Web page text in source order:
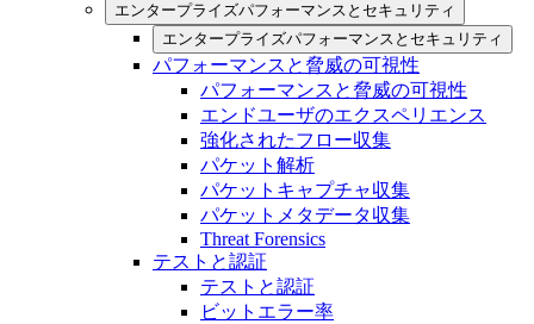
エンタープライズパフォーマンスとセキュリティ
エンタープライズパフォーマンスとセキュリティ
パフォーマンスと脅威の可視性
パフォーマンスと脅威の可視性
エンドユーザのエクスペリエンス
強化されたフロー収集
パケット解析
パケットキャプチャ収集
パケットメタデータ収集
Threat Forensics
テストと認証
テストと認証
ビットエラー率